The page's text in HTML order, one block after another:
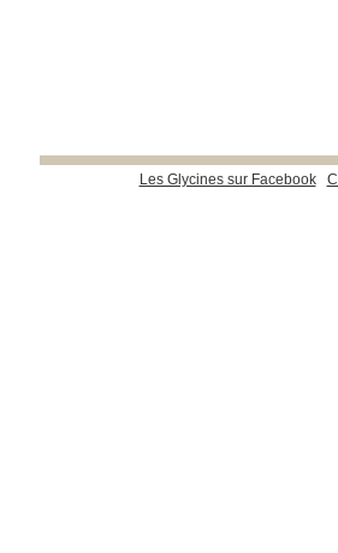
Les Glycines sur Facebook